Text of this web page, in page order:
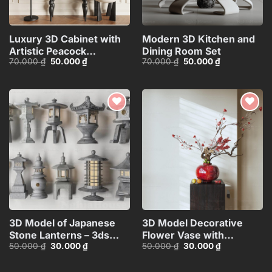
Luxury 3D Cabinet with
Artistic Peacock
Design_116350287
70.000₫ Giá
50.000₫Giá
hiện
50.000 ₫.
Modern 3D Kitchen and
Dining Room Set
70.000₫ Giá
50.000₫Giá
hiện
50.000 ₫.
Add to
wishlist
3D Model of Japanese
Stone Lanterns – 3ds
Max_HCI4803718257312
50.000₫ Giá
30.000₫Giá
hiện
Add to
wishlist
3D Model Decorative
Flower Vase with
Branches – 3ds
50.000₫ Giá
30.000₫Giá
hiện